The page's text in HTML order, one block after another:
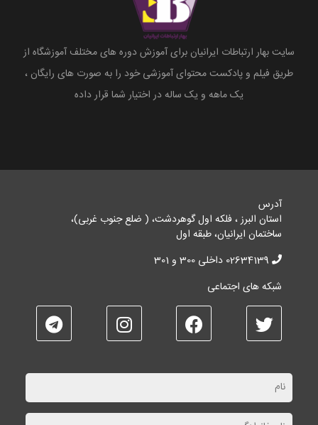
سایت بهار ارتباطات ایرانیان برای آموزش دوره های مختلف آموزشگاه از
طریق فیلم و پادکست محتوای آموزشی خود را به صورت های رایگان ،
یک ماهه و یک ساله در اختیار شما قرار داده
آدرس
استان البرز ، فلکه اول گوهردشت، ( ضلع جنوب غربی)،
ساختمان ایرانیان، طبقه اول
02634139 داخلی 300 و 301
شبکه های اجتماعی